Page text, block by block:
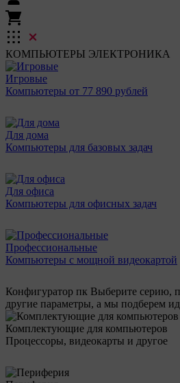
КОМПЬЮТЕРЫ ЭЛЕКТРОНИКА
Игровые
Компьютеры от 77 890 рублей
Для дома
Компьютеры для базовых задач
Для офиса
Компьютеры для офисных задач
Профессиональные
Компьютеры с мощной видеокартой
Конфигуратор пк Выберите серию,
другие параметры, а мы подберем
Комплектующие для компьютеров
Процессоры, видеокарты и другое